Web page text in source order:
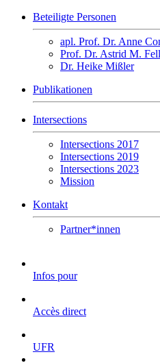
Beteiligte Personen
apl. Prof. Dr. Anne
Prof. Dr. Astrid M.
Dr. Heike Mißler
Publikationen
Intersections
Intersections 2017
Intersections 2019
Intersections 2023
Mission
Kontakt
Partner*innen
Infos pour
Accès direct
UFR